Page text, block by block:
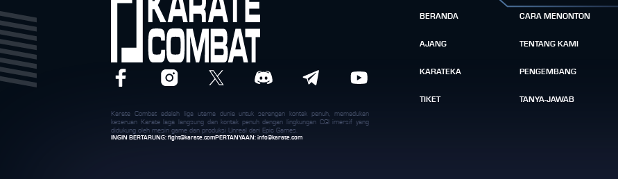
BERANDA
AJANG
KARATEKA
TIKET
CARA MENONTON
TENTANG KAMI
PENGEMBANG
TANYA-JAWAB
Karate Combat adalah liga utama dunia untuk serangan kontak penuh, memadukan
keseruan Karate laga langsung dan kontak penuh dengan lingkungan CGI imersif yang
didukung oleh mesin game dan produksi Unreal dari Epic Games.
INGIN BERTARUNG: fight@karate.comPERTANYAAN: info@karate.com